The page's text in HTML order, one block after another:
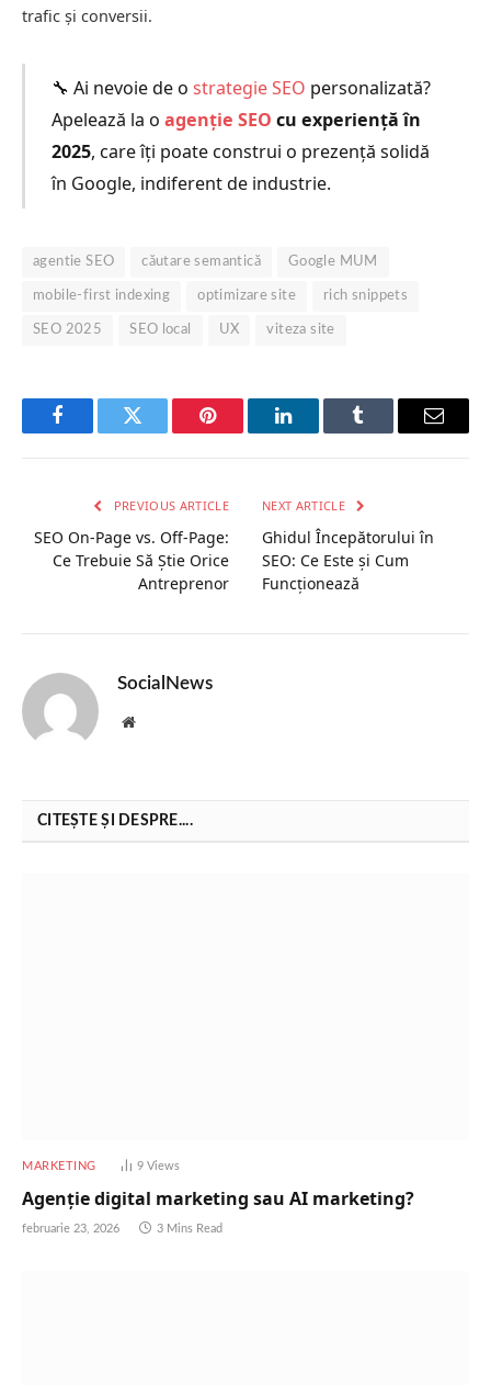
trafic și conversii.
🔧 Ai nevoie de o strategie SEO personalizată?
Apelează la oagenție SEO cu experiență în
2025, care îți poate construi o prezență solidă
în Google, indiferent de industrie.
agentie SEO căutare semantică Google MUM
mobile-first indexing optimizare site rich snippets
SEO 2025 SEO local UX viteza site
FacebookTwitter Pinterest LinkedInTumblr Email
PREVIOUS ARTICLE
SEO On-Page vs. Off-Page:
Ce Trebuie Să Știe Orice
Antreprenor
NEXT ARTICLE
Ghidul Începătorului în
SEO: Ce Este și Cum
Funcționează
SocialNews
Website
CITEȘTE ȘI DESPRE....
MARKETING 9 Views
Agenție digital marketing sau AI marketing?
februarie 23, 2026 3 Mins Read